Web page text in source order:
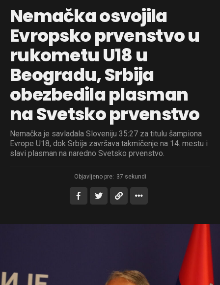
Nemačka osvojila
Evropsko prvenstvo u
rukometu U18 u
Beogradu, Srbija
obezbedila plasman
na Svetsko prvenstvo
Nemačka je savladala Sloveniju 35:27 za titulu šampiona
Evrope U18, dok Srbija završava takmičenje na 14. mestu i
slavi plasman na naredno Svetsko prvenstvo.
Objavljeno pre: 37 sekundi